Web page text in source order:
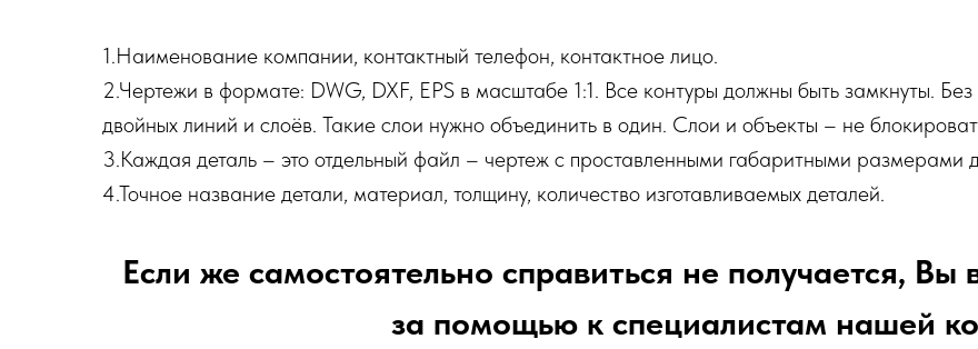
1.Наименование компании, контактный телефон, контактное лицо.
2.Чертежи в формате: DWG, DXF, EPS в масштабе 1:1. Все контуры должны быть замкнуты.
двойных линий и слоёв. Такие слои нужно объединить в один. Слои и объекты – не
3.Каждая деталь – это отдельный файл – чертеж с проставленными габаритными размерами
4.Точное название детали, материал, толщину, количество изготавливаемых деталей.
Если же самостоятельно справиться не получается, Вы
за помощью к специалистам нашей